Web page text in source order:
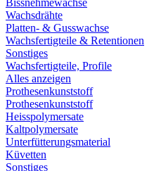
Bissnehmewachse
Wachsdrähte
Platten- & Gusswachse
Wachsfertigteile & Retentionen
Sonstiges
Wachsfertigteile, Profile
Alles anzeigen
Prothesenkunststoff
Prothesenkunststoff
Heisspolymersate
Kaltpolymersate
Unterfütterungsmaterial
Küvetten
Sonstiges